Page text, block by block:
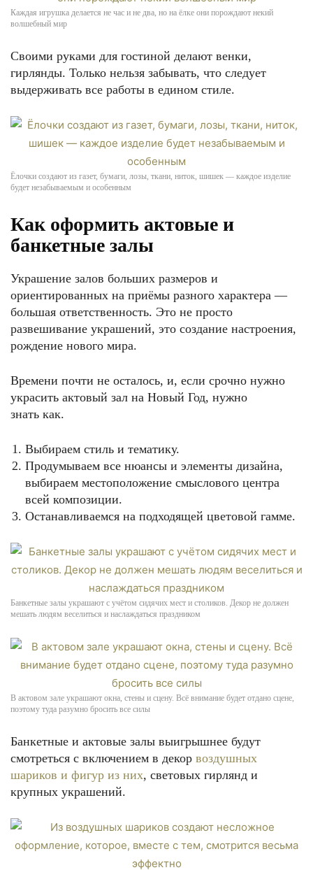
Каждая игрушка делается не час и не два, но на ёлке они порождают некий
волшебный мир
Своими руками для гостиной делают венки,
гирлянды. Только нельзя забывать, что следует
выдерживать все работы в едином стиле.
Ёлочки создают из газет, бумаги, лозы, ткани, ниток, шишек — каждое изделие
будет незабываемым и особенным
Как оформить актовые и
банкетные залы
Украшение залов больших размеров и
ориентированных на приёмы разного характера —
большая ответственность. Это не просто
развешивание украшений, это создание настроения,
рождение нового мира.
Времени почти не осталось, и, если срочно нужно
украсить актовый зал на Новый Год, нужно
знать как.
Выбираем стиль и тематику.
Продумываем все нюансы и элементы дизайна,
выбираем местоположение смыслового центра
всей композиции.
Останавливаемся на подходящей цветовой гамме.
Банкетные залы украшают с учётом сидячих мест и столиков. Декор не должен
мешать людям веселиться и наслаждаться праздником
В актовом зале украшают окна, стены и сцену. Всё внимание будет отдано сцене,
поэтому туда разумно бросить все силы
Банкетные и актовые залы выигрышнее будут
смотреться с включением в декор воздушных
шариков и фигур из них, световых гирлянд и
крупных украшений.